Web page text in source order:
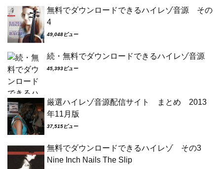
無料でダウンロードできるハイレゾ音源 その
4
49,048ビュー
続・無料でダウンロードできるハイレゾ音源
45,393ビュー
厳選ハイレゾ音源配信サイト まとめ 2013
年11月版
37,515ビュー
無料でダウンロードできるハイレゾ その3
Nine Inch Nails The Slip